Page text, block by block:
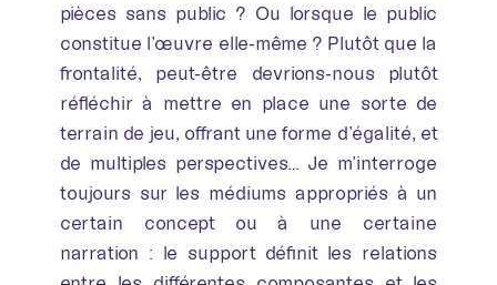
pièces sans public ? Ou lorsque le public
constitue l’œuvre elle-même ? Plutôt que la
frontalité, peut-être devrions-nous plutôt
réfléchir à mettre en place une sorte de
terrain de jeu, offrant une forme d’égalité, et
de multiples perspectives… Je m’interroge
toujours sur les médiums appropriés à un
certain concept ou à une certaine
narration : le support définit les relations